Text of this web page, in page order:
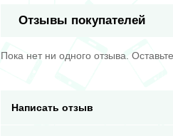
Отзывы покупателей
Пока нет ни одного отзыва.
Написать отзыв